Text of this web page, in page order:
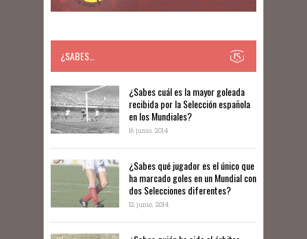
¿SABES…
​​¿Sabes cuál es la mayor goleada
recibida por la Selección española
en los Mundiales?
16 junio, 2014
¿Sabes qué jugador es el único que
ha marcado goles en un Mundial con
dos Selecciones diferentes?
12 junio, 2014